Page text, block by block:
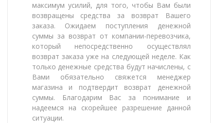
максимум усилий, для того, чтобы Вам были
возвращены средства за возврат Вашего
заказа. Ожидаем поступления денежной
суммы за возврат от компании-перевозчика,
который непосредственно осуществлял
возврат заказа уже на следующей неделе. Как
только денежные средства будут начислены, с
Вами обязательно свяжется менеджер
магазина и подтвердит возврат денежной
суммы. Благодарим Вас за понимание и
надеемся на скорейшее разрешение данной
ситуации.